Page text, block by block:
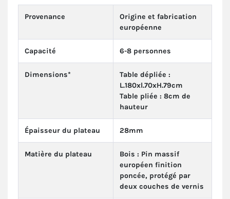
Provenance
Origine et fabrication
européenne
Capacité 6-8 personnes
Dimensions*
Table dépliée :
L.180xl.70xH.79cm
Table pliée : 8cm de
hauteur
Épaisseur du plateau 28mm
Matière du plateau
Bois : Pin massif
européen finition
poncée, protégé par
deux couches de vernis